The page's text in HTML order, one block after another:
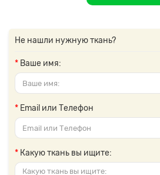
Не нашли нужную ткань?
Ваше имя:
Email или Телефон
Какую ткань вы ищите: